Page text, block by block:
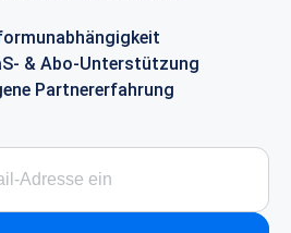
& Abo-Unterstützung
Partnererfahrung